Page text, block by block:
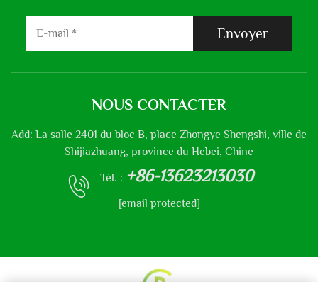
Envoyer
NOUS CONTACTER
Add: La salle 2401 du bloc B, place Zhongye Shengshi, ville de
Shijiazhuang, province du Hebei, Chine
Tél. : +86-13623213030
[email protected]